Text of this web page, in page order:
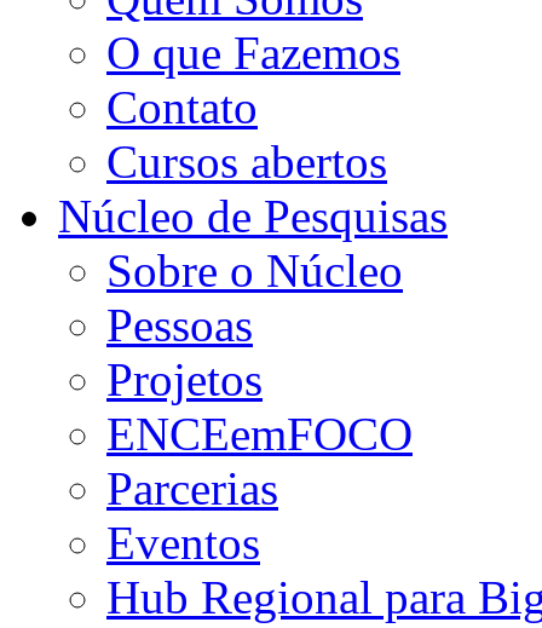
O que Fazemos
Contato
Cursos abertos
Núcleo de Pesquisas
Sobre o Núcleo
Pessoas
Projetos
ENCEemFOCO
Parcerias
Eventos
Hub Regional para